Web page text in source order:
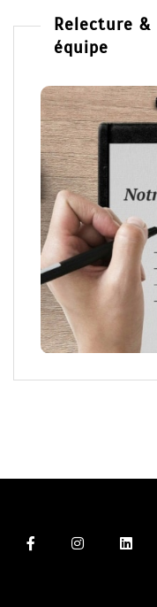
Relecture
équipe